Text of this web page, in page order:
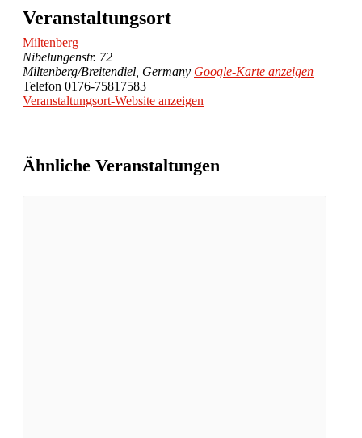
Veranstaltungsort
Miltenberg
Nibelungenstr. 72
Miltenberg/Breitendiel Germany Google-Karte anzeigen
Telefon 0176-75817583
Veranstaltungsort-Website anzeigen
Ähnliche Veranstaltungen